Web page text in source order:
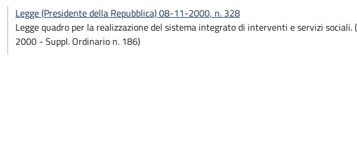
Legge (Presidente della Repubblica) 08-11-2000, n. 328
Legge quadro per la realizzazione del sistema integrato di interventi e servizi
2000 - Suppl. Ordinario n. 186)